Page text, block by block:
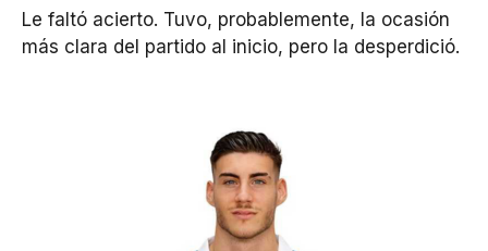
Le faltó acierto. Tuvo, probablemente, la ocasión
más clara del partido al inicio, pero la desperdició.